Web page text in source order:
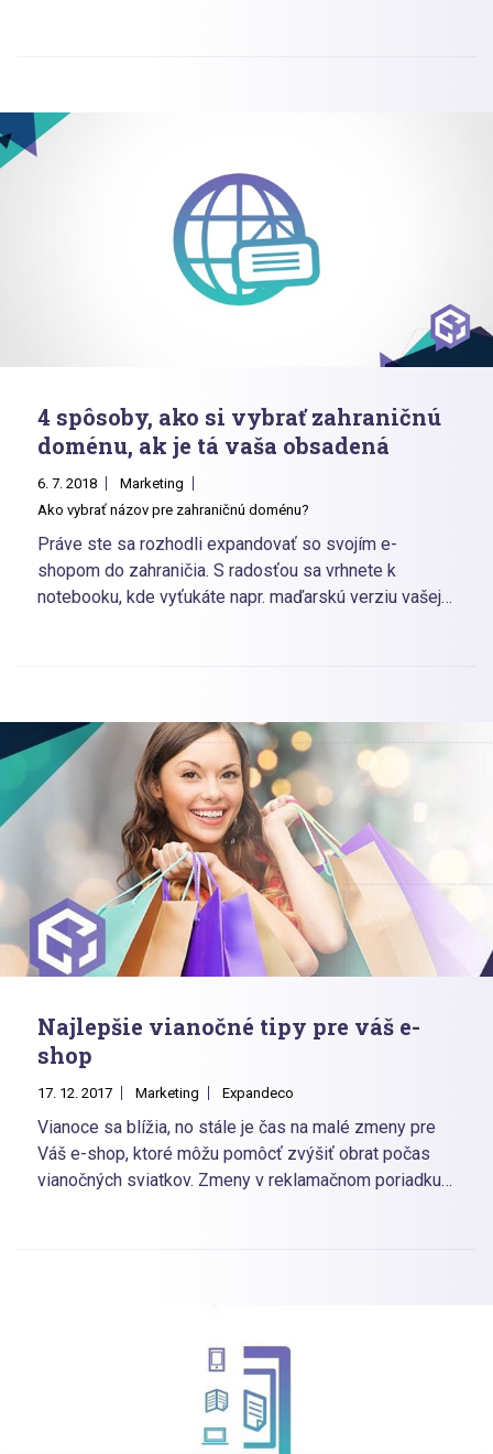
4 spôsoby, ako si vybrať zahraničnú
doménu, ak je tá vaša obsadená
6. 7. 2018
Marketing
Ako vybrať názov pre zahraničnú doménu?
Práve ste sa rozhodli expandovať so svojím e-
shopom do zahraničia. S radosťou sa vrhnete k
notebooku, kde vyťukáte napr. maďarskú verziu vašej
vám, aké máte možnosti, pokiaľ zahraničná doména, o
ktorú máte záujem, nie je voľná.
Najlepšie vianočné tipy pre váš e-
shop
17. 12. 2017 Marketing Expandeco
Vianoce sa blížia, no stále je čas na malé zmeny pre
Váš e-shop, ktoré môžu pomôcť zvýšiť obrat počas
vianočných sviatkov. Zmeny v reklamačnom poriadku,